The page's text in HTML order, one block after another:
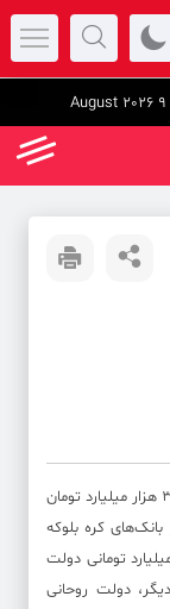
آیا می‌توان گفت با آزادسازی ۶ میلیارد دلار، معادل ۳۰۰ هزار میلیارد تومان
کره بلوکه
موضوع ادعایی بدهی ۲۷۰ هزار میلیارد تومانی دولت
دولت روحانی